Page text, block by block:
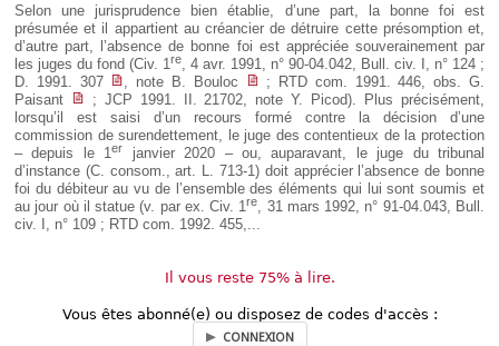
Selon une jurisprudence bien établie, d’une part, la bonne foi est
présumée et il appartient au créancier de détruire cette présomption et,
d’autre part, l’absence de bonne foi est appréciée souverainement par
les juges du fond (Civ. 1 re
, 4 avr. 1991, n° 90-04.042, Bull. civ. I, n° 124 ;
D. 1991. 307
, note B. Bouloc
; RTD com. 1991. 446, obs. G.
Paisant
; JCP 1991. II. 21702, note Y. Picod). Plus précisément,
lorsqu’il est saisi d’un recours formé contre la décision d’une
commission de surendettement, le juge des contentieux de la protection
– depuis le 1er
janvier 2020 – ou, auparavant, le juge du tribunal
d’instance (C. consom., art. L. 713-1) doit apprécier l’absence de bonne
foi du débiteur au vu de l’ensemble des éléments qui lui sont soumis et
au jour où il statue (v. par ex. Civ. 1re
, 31 mars 1992, n° 91-04.043, Bull.
civ. I, n° 109 ; RTD com. 1992. 455,...
Il vous reste 75% à lire.
Vous êtes abonné(e) ou disposez de codes d'accès :
CONNEXION